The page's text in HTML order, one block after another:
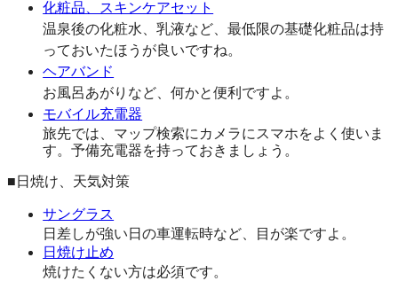
化粧品、スキンケアセット
温泉後の化粧水、乳液など、最低限の基礎化粧品は持
っておいたほうが良いですね。
ヘアバンド
お風呂あがりなど、何かと便利ですよ。
モバイル充電器
旅先では、マップ検索にカメラにスマホをよく使いま
す。予備充電器を持っておきましょう。
■日焼け、天気対策
サングラス
日差しが強い日の車運転時など、目が楽ですよ。
日焼け止め
焼けたくない方は必須です。